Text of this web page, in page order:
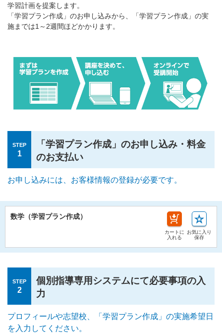
学習計画を提案します。
「学習プラン作成」のお申し込みから、「学習プラン作成」の実
施までは1～2週間ほどかかります。
STEP
1
「学習プラン作成」のお申し込み・料金
のお支払い
お申し込みには、お客様情報の登録が必要です。
数学（学習プラン作成）
カートに
入れる
お気に入り
保存
STEP
2
個別指導専用システムにて必要事項の入
力
プロフィールや志望校、「学習プラン作成」の実施希望日
を入力してください。